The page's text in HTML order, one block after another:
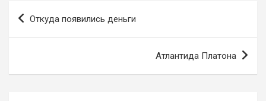
Навигация
Откуда появились деньги
Атлантида Платона